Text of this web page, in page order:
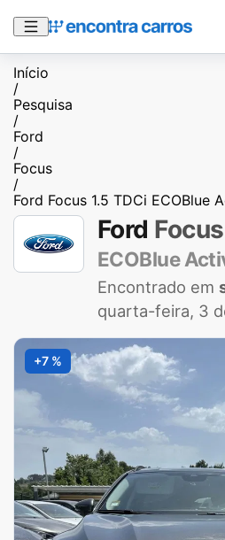
Início
/
Pesquisa
/
Ford
/
Focus
/
Ford Focus 1.5 TDCi ECOBlue
Ford Focus
ECOBlue
Encontrado em
quarta-feira, 3
+7 %